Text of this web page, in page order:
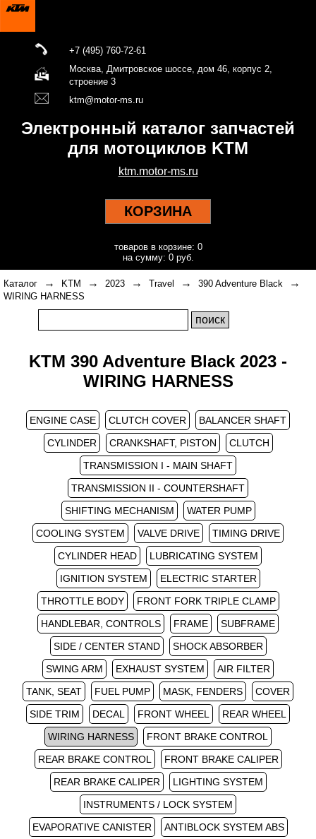
+7 (495) 760-72-61
Москва, Дмитровское шоссе, дом 46, корпус 2,
строение 3
ktm@motor-ms.ru
Электронный каталог запчастей
для мотоциклов KTM
ktm.motor-ms.ru
КОРЗИНА
товаров в корзине: 0
на сумму: 0 руб.
Каталог → KTM → 2023 → Travel → 390 Adventure Black →
WIRING HARNESS
KTM 390 Adventure Black 2023 -
WIRING HARNESS
ENGINE CASE CLUTCH COVER
BALANCER SHAFT
CYLINDER
CRANKSHAFT, PISTON
CLUTCH
TRANSMISSION I - MAIN SHAFT
TRANSMISSION II - COUNTERSHAFT
SHIFTING MECHANISM
WATER PUMP
COOLING SYSTEM
VALVE DRIVE
TIMING DRIVE
CYLINDER HEAD
LUBRICATING SYSTEM
IGNITION SYSTEM
ELECTRIC STARTER
THROTTLE BODY
FRONT FORK TRIPLE CLAMP
HANDLEBAR, CONTROLS
FRAME
SUBFRAME
SIDE / CENTER STAND
SHOCK ABSORBER
SWING ARM
EXHAUST SYSTEM
AIR FILTER
TANK, SEAT
FUEL PUMP MASK, FENDERS
COVER
SIDE TRIM
DECAL FRONT WHEEL
REAR WHEEL
WIRING HARNESS
FRONT BRAKE CONTROL
REAR BRAKE CONTROL
FRONT BRAKE CALIPER
REAR BRAKE CALIPER
LIGHTING SYSTEM
INSTRUMENTS / LOCK SYSTEM
EVAPORATIVE CANISTER
ANTIBLOCK SYSTEM ABS